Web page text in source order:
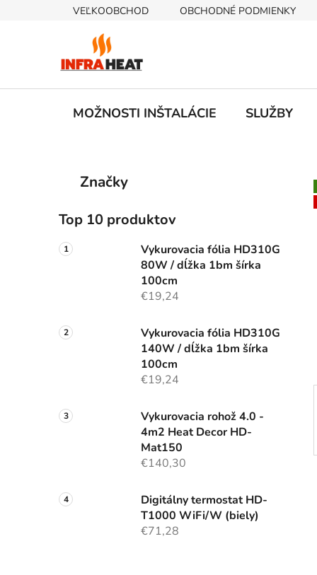
VEĽKOOBCHOD OBCHODNÉ PODMIENKY
MOŽNOSTI INŠTALÁCIE SLUŽBY
č
n
ý
e
l
Preskočiť
kategórie
e
ó
Značky
Top 10 produktov
Vykurovacia fólia HD310G
80W / dĺžka 1bm šírka
100cm
€19,24
Vykurovacia fólia HD310G
140W / dĺžka 1bm šírka
100cm
€19,24
Vykurovacia rohož 4.0 -
4m2 Heat Decor HD-
Mat150
€140,30
Digitálny termostat HD-
T1000 WiFi/W (biely)
€71,28